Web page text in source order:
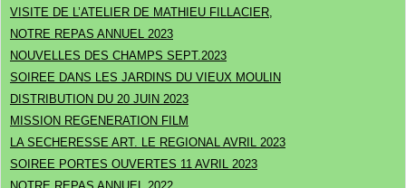
VISITE DE L’ATELIER DE MATHIEU FILLACIER,
NOTRE REPAS ANNUEL 2023
NOUVELLES DES CHAMPS SEPT.2023
SOIREE DANS LES JARDINS DU VIEUX MOULIN
DISTRIBUTION DU 20 JUIN 2023
MISSION REGENERATION FILM
LA SECHERESSE ART. LE REGIONAL AVRIL 2023
SOIREE PORTES OUVERTES 11 AVRIL 2023